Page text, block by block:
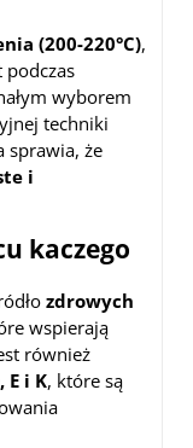
(200-220°C),
podczas
wyborem
techniki
sprawia, że
i
kaczego
zdrowych
wspierają
również
E i K, które są